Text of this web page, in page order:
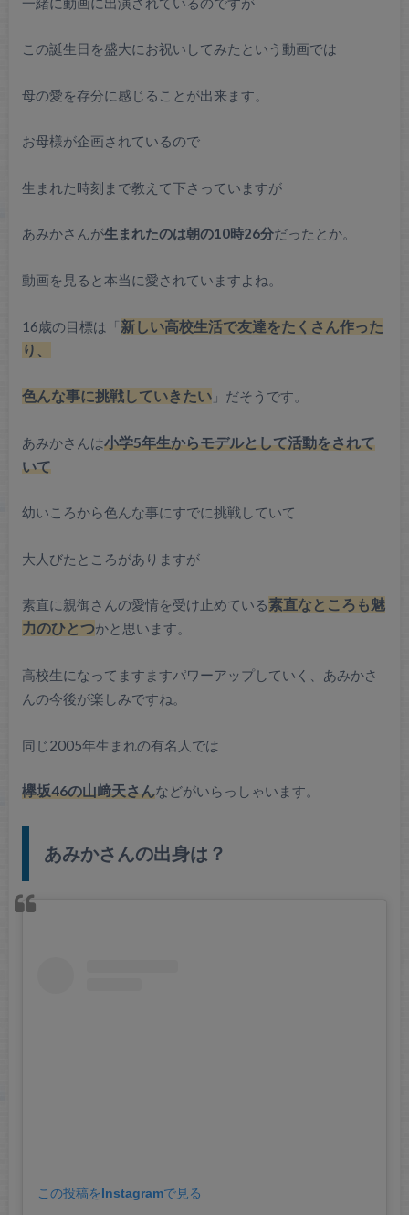
この誕生日を盛大にお祝いしてみたという動画では
母の愛を存分に感じることが出来ます。
お母様が企画されているので
生まれた時刻まで教えて下さっていますが
あみかさんが生まれたのは朝の10時26分だったとか。
動画を見ると本当に愛されていますよね。
16歳の目標は「新しい高校生活で友達をたくさん作った
り、
色んな事に挑戦していきたい」だそうです。
あみかさんは小学5年生からモデルとして活動をされて
いて
幼いころから色んな事にすでに挑戦していて
大人びたところがありますが
素直に親御さんの愛情を受け止めている素直なところも魅
力のひとつかと思います。
高校生になってますますパワーアップしていく、あみかさ
んの今後が楽しみですね。
同じ2005年生まれの有名人では
欅坂46の山﨑天さんなどがいらっしゃいます。
あみかさんの出身は？
この投稿をInstagramで見る